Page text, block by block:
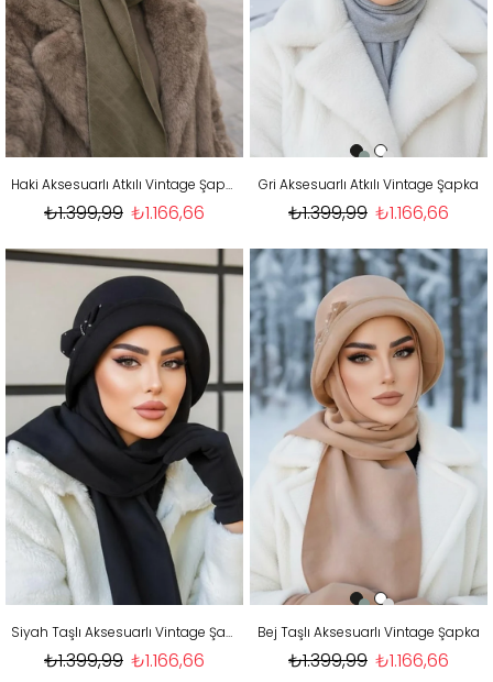
Haki Aksesuarlı Atkılı Vintage Şapka
₺1.166,66
₺1.399,99
Gri Aksesuarlı Atkılı Vintage Şapka
₺1.166,66
₺1.399,99
Siyah Taşlı Aksesuarlı Vintage Şapka
₺1.166,66
₺1.399,99
Bej Taşlı Aksesuarlı Vintage Şapka
₺1.166,66
₺1.399,99